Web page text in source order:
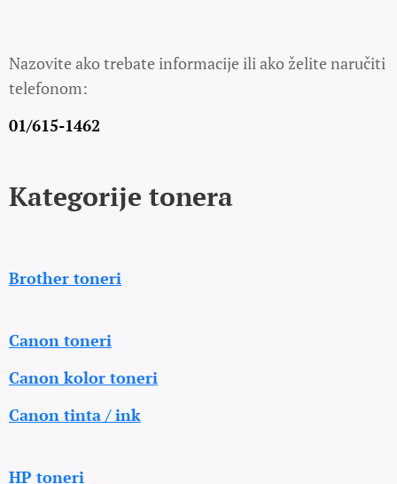
Nazovite ako trebate informacije ili ako želite naručiti
telefonom:
01/615-1462
Kategorije tonera
Brother toneri
Canon toneri
Canon kolor toneri
Canon tinta / ink
HP toneri